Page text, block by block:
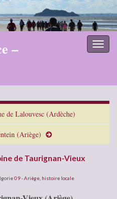
–
de Lalouvesc (Ardèche)
(Ariège)
de Taurignan-Vieux
09 - Ariège histoire locale